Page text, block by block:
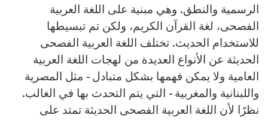
الرسمية والنطق. وهي مبنية على اللغة العربية
الفصحى، لغة القرآن الكريم، ولكن تم تبسيطها
للاستخدام الحديث. تختلف اللغة العربية الفصحى
الحديثة عن الأنواع العديدة من لهجات اللغة العربية
العامية ولا يمكن فهمها بشكل متبادل - مثل المصرية
واللبنانية والمغربية - التي يتم التحدث بها في الغالب.
نظرًا لأن اللغة العربية الفصحى الحديثة تمتد على